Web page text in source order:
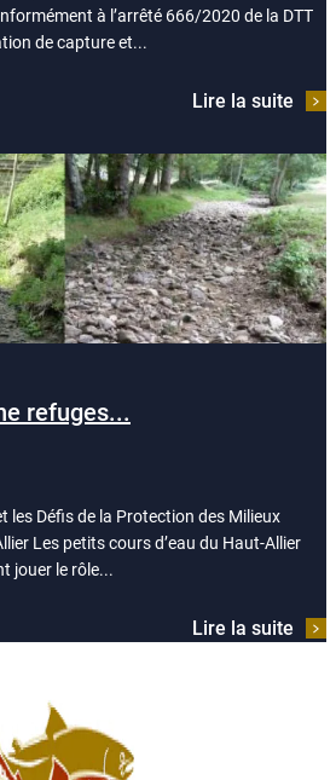
à l’arrêté 666/2020 de la DTT
de capture et...
Lire la suite
refuges...
les Défis de la Protection des Milieux
Les petits cours d’eau du Haut-Allier
jouer le rôle...
Lire la suite